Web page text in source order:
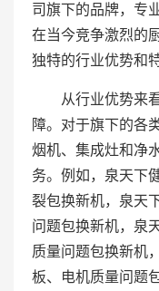
司旗下的品牌，专
在当今竞争激烈的
独特的行业优势和特
从行业优势来
障。对于旗下的各
烟机、集成灶和净
务。例如，泉天下
裂包换新机，泉天
问题包换新机，泉
质量问题包换新机
板、电机质量问题